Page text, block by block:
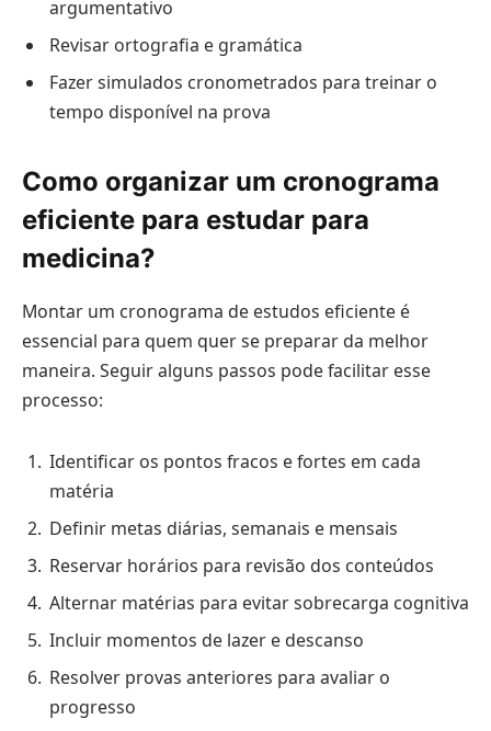
argumentativo
Revisar ortografia e gramática
Fazer simulados cronometrados para treinar o
tempo disponível na prova
Como organizar um cronograma
eficiente para estudar para
medicina?
Montar um cronograma de estudos eficiente é
essencial para quem quer se preparar da melhor
maneira. Seguir alguns passos pode facilitar esse
processo:
Identificar os pontos fracos e fortes em cada
matéria
Definir metas diárias, semanais e mensais
Reservar horários para revisão dos conteúdos
Alternar matérias para evitar sobrecarga cognitiva
Incluir momentos de lazer e descanso
Resolver provas anteriores para avaliar o
progresso